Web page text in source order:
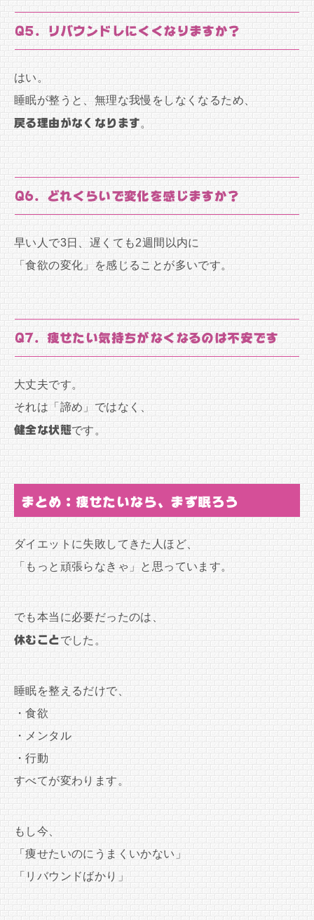
Q5. リバウンドしにくくなりますか？
はい。
睡眠が整うと、無理な我慢をしなくなるため、
戻る理由がなくなります。
Q6. どれくらいで変化を感じますか？
早い人で3日、遅くても2週間以内に
「食欲の変化」を感じることが多いです。
Q7. 痩せたい気持ちがなくなるのは不安です
大丈夫です。
それは「諦め」ではなく、
健全な状態です。
まとめ：痩せたいなら、まず眠ろう
ダイエットに失敗してきた人ほど、
「もっと頑張らなきゃ」と思っています。
でも本当に必要だったのは、
休むことでした。
睡眠を整えるだけで、
・食欲
・メンタル
・行動
すべてが変わります。
もし今、
「痩せたいのにうまくいかない」
「リバウンドばかり」